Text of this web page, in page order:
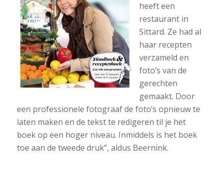
heeft een
restaurant in
Sittard. Ze had al
haar recepten
verzameld en
foto’s van de
gerechten
gemaakt. Door
een professionele fotograaf de foto’s opnieuw te
laten maken en de tekst te redigeren til je het
boek op een hoger niveau. Inmiddels is het boek
toe aan de tweede druk”, aldus Beernink.